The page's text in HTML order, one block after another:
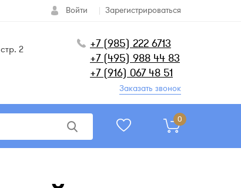
Зарегистрироваться
Войти
2
+7 (985) 222 6713
+7 (495) 988 44 83
+7 (916) 067 48 51
Заказать звонок
0